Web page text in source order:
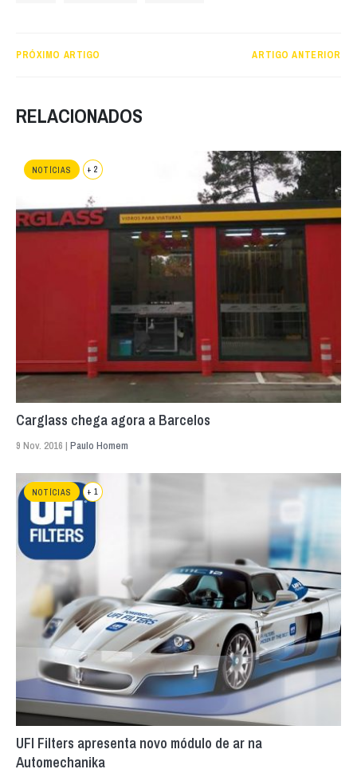
PRÓXIMO ARTIGO ARTIGO ANTERIOR
RELACIONADOS
NOTÍCIAS + 2
Carglass chega agora a Barcelos
9 Nov. 2016 | Paulo Homem
NOTÍCIAS + 1
UFI Filters apresenta novo módulo de ar na
Automechanika